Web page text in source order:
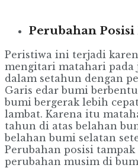
Perubahan
Peristiwa ini terjadi
mengitari matahari pada
dalam setahun dengan
Garis edar bumi
bumi bergerak lebih
lambat. Karena itu
tahun di atas belahan
belahan bumi selatan
Perubahan posisi
perubahan musim di